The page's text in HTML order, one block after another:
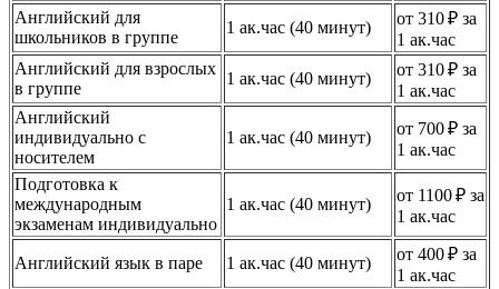
Английский для
школьников в группе
1 ак.час (40 минут)
от 310 ₽ за
1 ак.час
Английский для взрослых
в группе
1 ак.час (40 минут)
от 310 ₽ за
1 ак.час
Английский
индивидуально с
носителем
1 ак.час (40 минут)
от 700 ₽ за
1 ак.час
Подготовка к
международным
экзаменам индивидуально
1 ак.час (40 минут)
от 1100 ₽ за
1 ак.час
Английский язык в паре 1 ак.час (40 минут)
от 400 ₽ за
1 ак.час